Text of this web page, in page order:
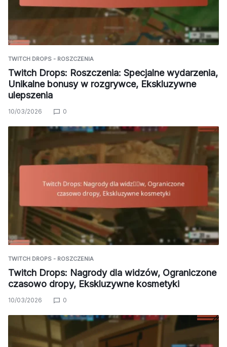
TWITCH DROPS - ROSZCZENIA
Twitch Drops: Roszczenia: Specjalne wydarzenia,
Unikalne bonusy w rozgrywce, Ekskluzywne
ulepszenia
10/03/2026 0
TWITCH DROPS - ROSZCZENIA
Twitch Drops: Nagrody dla widzów, Ograniczone
czasowo dropy, Ekskluzywne kosmetyki
10/03/2026 0